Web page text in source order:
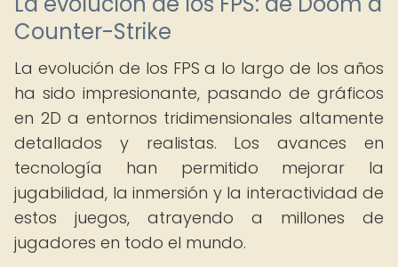
Counter-Strike
La evolución de los FPS a lo largo de los años
ha sido impresionante, pasando de gráficos
en 2D a entornos tridimensionales altamente
detallados y realistas. Los avances en
tecnología han permitido mejorar la
jugabilidad, la inmersión y la interactividad de
estos juegos, atrayendo a millones de
jugadores en todo el mundo.